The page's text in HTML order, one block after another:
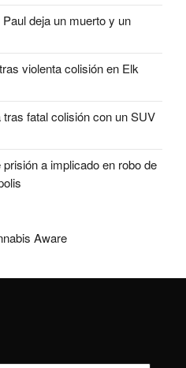
deja un muerto y un
violenta colisión en Elk
fatal colisión con un SUV
a implicado en robo de